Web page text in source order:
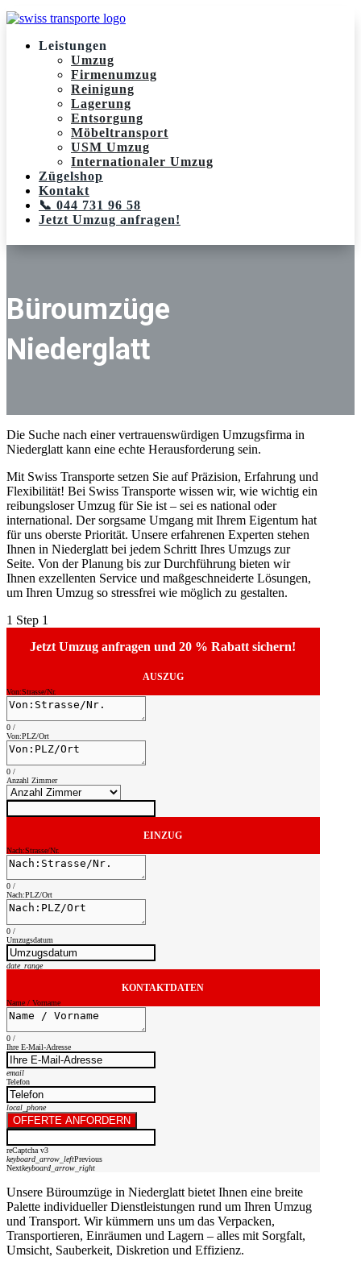
Leistungen
Umzug
Firmenumzug
Reinigung
Lagerung
Entsorgung
Möbeltransport
USM Umzug
Internationaler Umzug
Zügelshop
Kontakt
📞 044 731 96 58
Jetzt Umzug anfragen!
Büroumzüge
Niederglatt
Die Suche nach einer vertrauenswürdigen Umzugsfirma in
Niederglatt kann eine echte Herausforderung sein.
Mit Swiss Transporte setzen Sie auf Präzision, Erfahrung und
Flexibilität! Bei Swiss Transporte wissen wir, wie wichtig ein
reibungsloser Umzug für Sie ist – sei es national oder
international. Der sorgsame Umgang mit Ihrem Eigentum hat
für uns oberste Priorität. Unsere erfahrenen Experten stehen
Ihnen in Niederglatt bei jedem Schritt Ihres Umzugs zur
Seite. Von der Planung bis zur Durchführung bieten wir
Ihnen exzellenten Service und maßgeschneiderte Lösungen,
um Ihren Umzug so stressfrei wie möglich zu gestalten.
1 Step 1
Jetzt Umzug anfragen und 20 % Rabatt sichern!
AUSZUG
Von:Strasse/Nr.
0 /
Von:PLZ/Ort
0 /
Anzahl Zimmer
EINZUG
Nach:Strasse/Nr.
0 /
Nach:PLZ/Ort
0 /
Umzugsdatum
date_range
KONTAKTDATEN
Name / Vorname
0 /
Ihre E-Mail-Adresse
email
Telefon
local_phone
OFFERTE ANFORDERN
reCaptcha v3
keyboard_arrow_leftPrevious
Nextkeyboard_arrow_right
Unsere Büroumzüge in Niederglatt bietet Ihnen eine breite
Palette individueller Dienstleistungen rund um Ihren Umzug
und Transport. Wir kümmern uns um das Verpacken,
Transportieren, Einräumen und Lagern – alles mit Sorgfalt,
Umsicht, Sauberkeit, Diskretion und Effizienz.